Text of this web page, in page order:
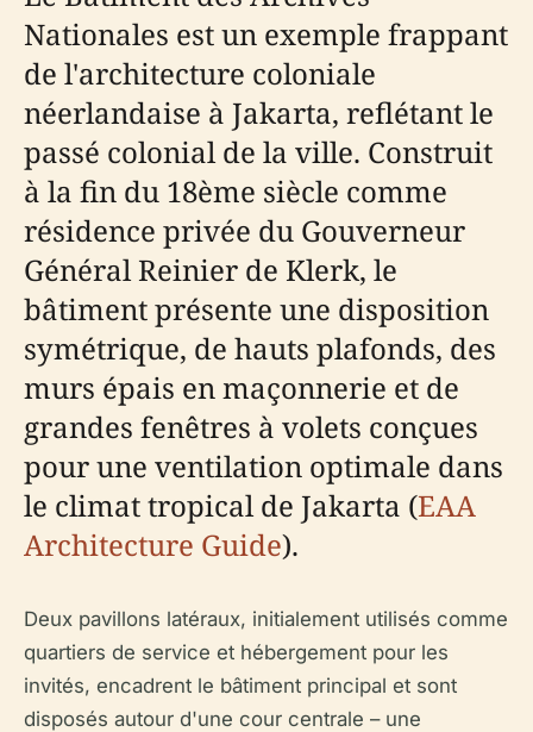
Nationales est un exemple frappant
de l'architecture coloniale
néerlandaise à Jakarta, reflétant le
passé colonial de la ville. Construit
à la fin du 18ème siècle comme
résidence privée du Gouverneur
Général Reinier de Klerk, le
bâtiment présente une disposition
symétrique, de hauts plafonds, des
murs épais en maçonnerie et de
grandes fenêtres à volets conçues
pour une ventilation optimale dans
le climat tropical de Jakarta (EAA
Architecture Guide).
Deux pavillons latéraux, initialement utilisés comme
quartiers de service et hébergement pour les
invités, encadrent le bâtiment principal et sont
disposés autour d'une cour centrale – une